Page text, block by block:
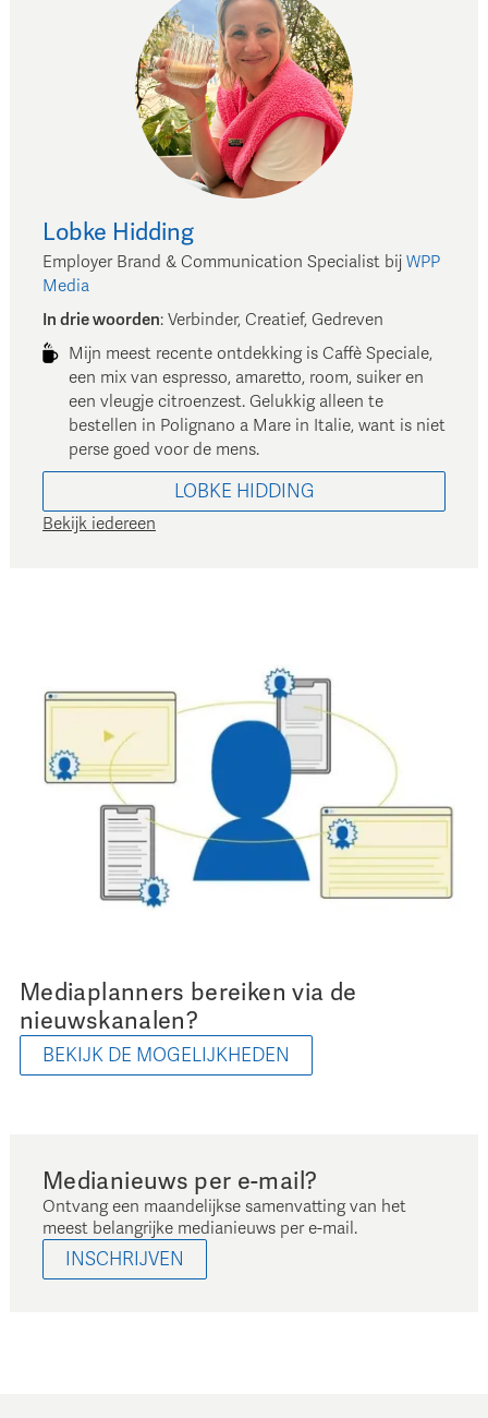
Lobke Hidding
Employer Brand & Communication Specialist bij WPP
Media
In drie woorden: Verbinder, Creatief, Gedreven
Mijn meest recente ontdekking is Caffè Speciale,
een mix van espresso, amaretto, room, suiker en
een vleugje citroenzest. Gelukkig alleen te
bestellen in Polignano a Mare in Italie, want is niet
perse goed voor de mens.
LOBKE HIDDING
Bekijk iedereen
Mediaplanners bereiken via de
nieuwskanalen?
BEKIJK DE MOGELIJKHEDEN
Medianieuws per e-mail?
Ontvang een maandelijkse samenvatting van het
meest belangrijke medianieuws per e-mail.
INSCHRIJVEN